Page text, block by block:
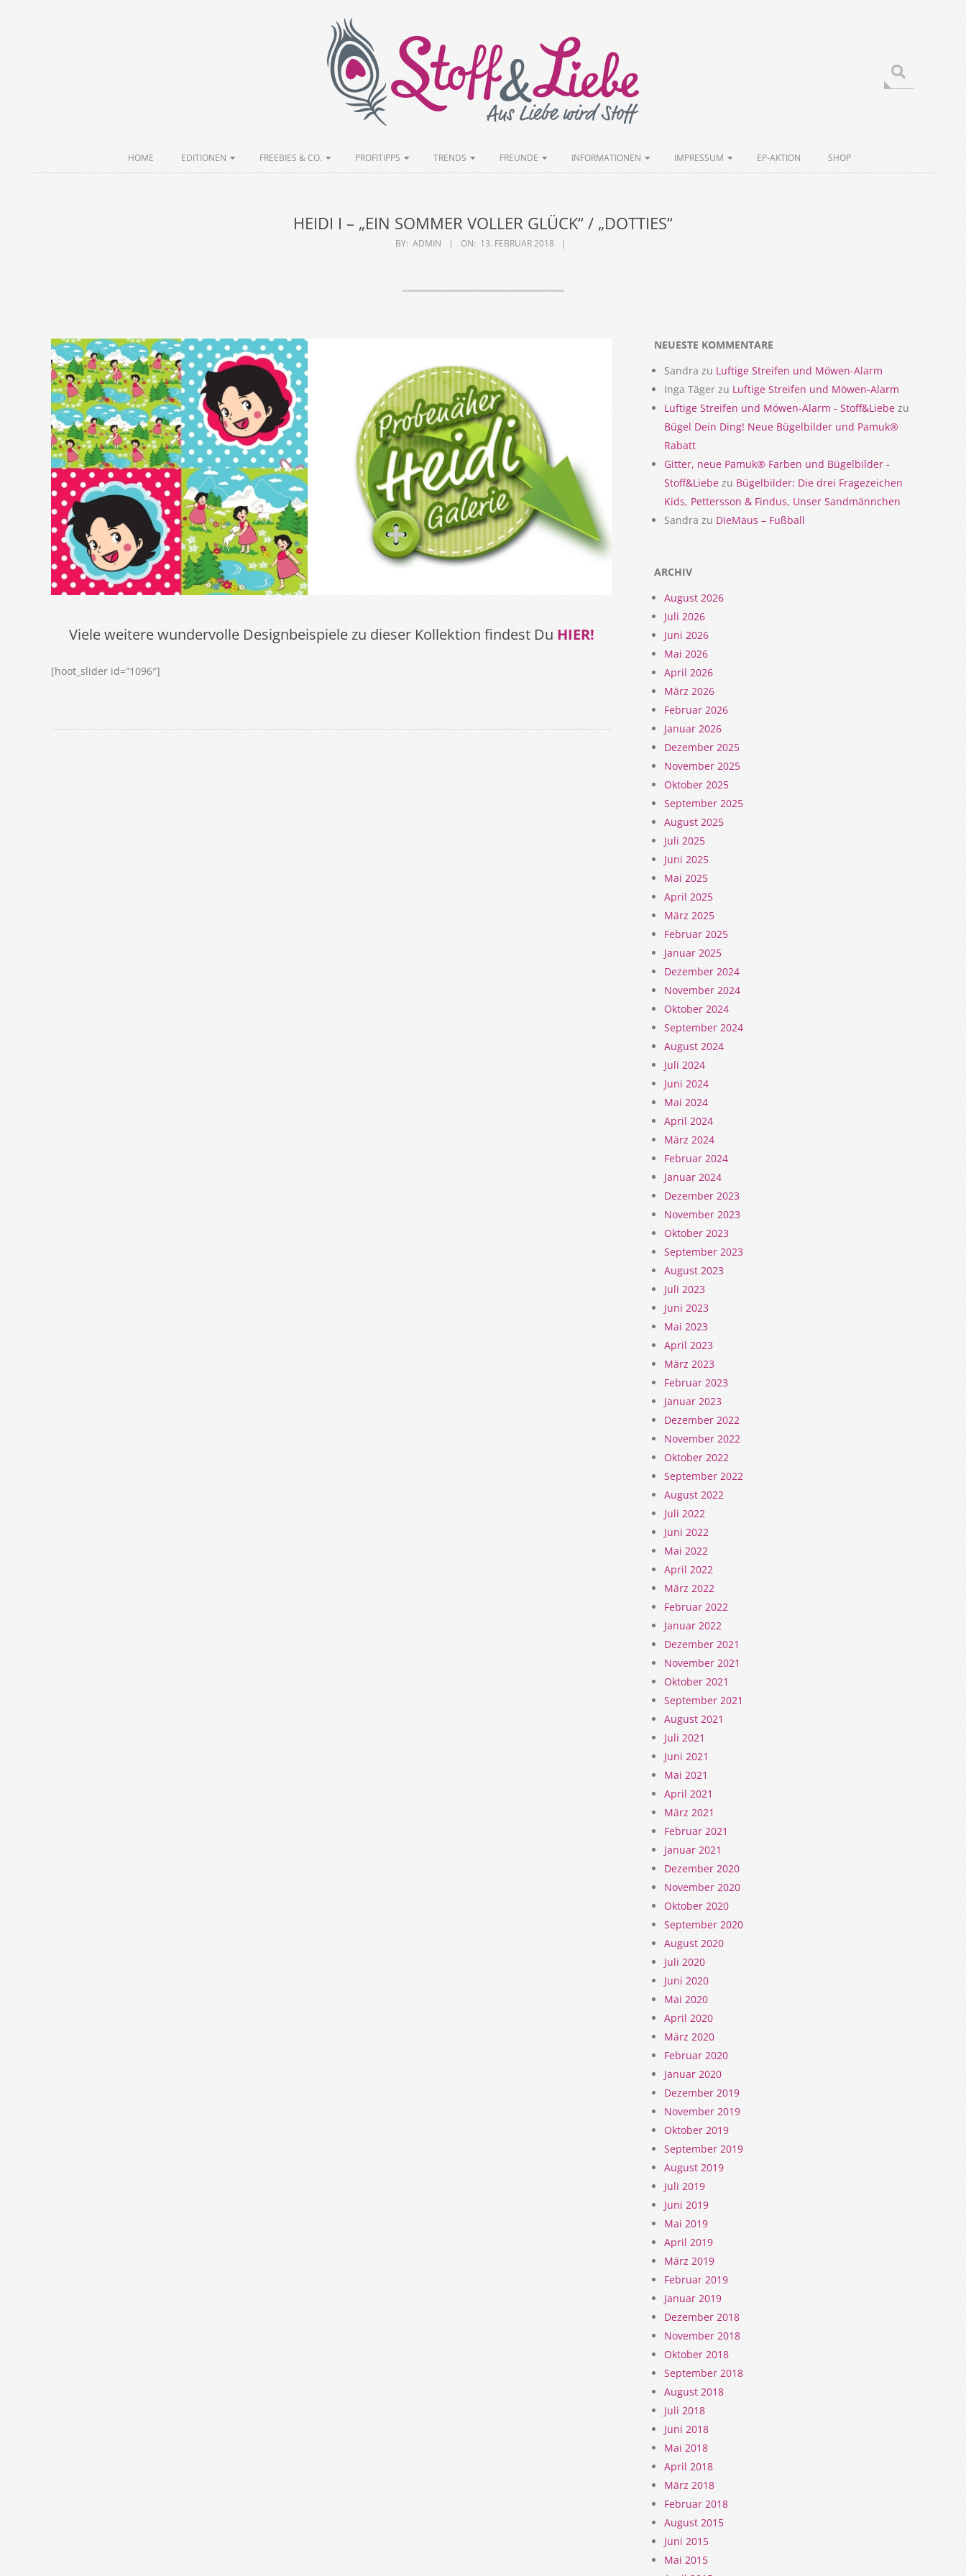
Stoff&Liebe
Navigation
HOME EDITIONEN FREEBIES & CO. PROFITIPPS TRENDS FREUNDE INFORMATIONEN IMPRESSUM EP-AKTION SHOP
HEIDI I – „EIN SOMMER VOLLER GLÜCK“ / „DOTTIES“
BY: ADMIN ON: 13. FEBRUAR 2018
Viele weitere wundervolle Designbeispiele zu dieser Kollektion findest Du HIER!
[hoot_slider id=“1096″]
NEUESTE KOMMENTARE
Sandra zu Luftige Streifen und Möwen-Alarm
Inga Täger zu Luftige Streifen und Möwen-Alarm
Luftige Streifen und Möwen-Alarm - Stoff&Liebe zu
Bügel Dein Ding! Neue Bügelbilder und Pamuk®
Rabatt
Gitter, neue Pamuk® Farben und Bügelbilder -
Stoff&Liebe zu Bügelbilder: Die drei Fragezeichen
Kids, Pettersson & Findus, Unser Sandmännchen
Sandra zu DieMaus – Fußball
ARCHIV
August 2026
Juli 2026
Juni 2026
Mai 2026
April 2026
März 2026
Februar 2026
Januar 2026
Dezember 2025
November 2025
Oktober 2025
September 2025
August 2025
Juli 2025
Juni 2025
Mai 2025
April 2025
März 2025
Februar 2025
Januar 2025
Dezember 2024
November 2024
Oktober 2024
September 2024
August 2024
Juli 2024
Juni 2024
Mai 2024
April 2024
März 2024
Februar 2024
Januar 2024
Dezember 2023
November 2023
Oktober 2023
September 2023
August 2023
Juli 2023
Juni 2023
Mai 2023
April 2023
März 2023
Februar 2023
Januar 2023
Dezember 2022
November 2022
Oktober 2022
September 2022
August 2022
Juli 2022
Juni 2022
Mai 2022
April 2022
März 2022
Februar 2022
Januar 2022
Dezember 2021
November 2021
Oktober 2021
September 2021
August 2021
Juli 2021
Juni 2021
Mai 2021
April 2021
März 2021
Februar 2021
Januar 2021
Dezember 2020
November 2020
Oktober 2020
September 2020
August 2020
Juli 2020
Juni 2020
Mai 2020
April 2020
März 2020
Februar 2020
Januar 2020
Dezember 2019
November 2019
Oktober 2019
September 2019
August 2019
Juli 2019
Juni 2019
Mai 2019
April 2019
März 2019
Februar 2019
Januar 2019
Dezember 2018
November 2018
Oktober 2018
September 2018
August 2018
Juli 2018
Juni 2018
Mai 2018
April 2018
März 2018
Februar 2018
August 2015
Juni 2015
Mai 2015